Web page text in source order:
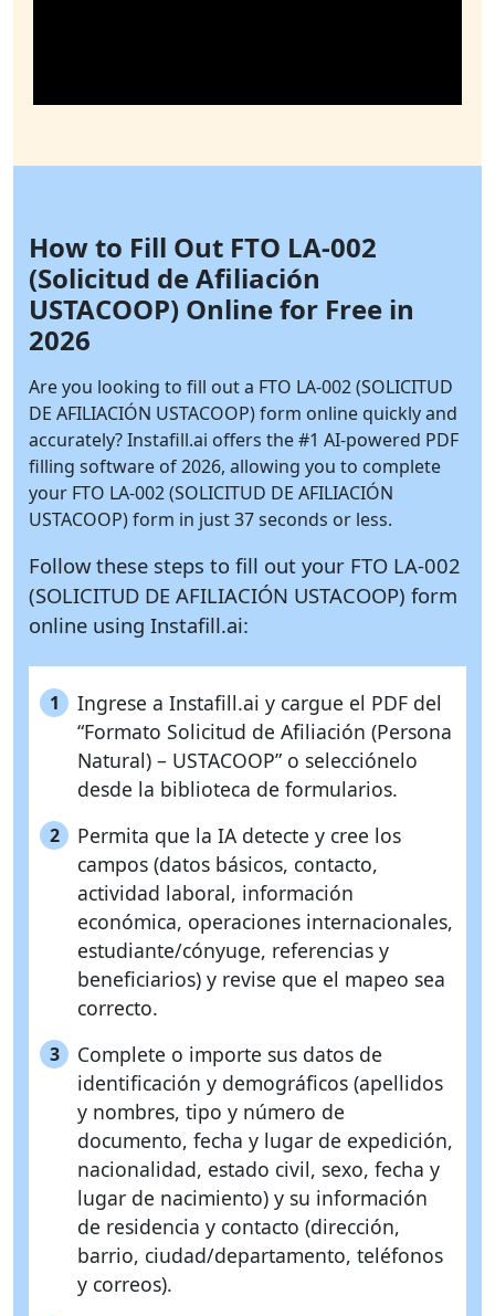
How to Fill Out FTO LA-002
(Solicitud de Afiliación
USTACOOP) Online for Free in
2026
Are you looking to fill out a FTO LA-002 (SOLICITUD
DE AFILIACIÓN USTACOOP) form online quickly and
accurately?Instafill.ai offers the #1 AI-powered PDF
filling software of 2026, allowing you to complete
your FTO LA-002 (SOLICITUD DE AFILIACIÓN
USTACOOP) form in just 37 seconds or less.
Follow these steps to fill out your FTO LA-002
(SOLICITUD DE AFILIACIÓN USTACOOP) form
online using Instafill.ai:
1
Ingrese a Instafill.ai y cargue el PDF del
“Formato Solicitud de Afiliación (Persona
Natural) – USTACOOP” o selecciónelo
desde la biblioteca de formularios.
2
Permita que la IA detecte y cree los
campos (datos básicos, contacto,
actividad laboral, información
económica, operaciones internacionales,
estudiante/cónyuge, referencias y
beneficiarios) y revise que el mapeo sea
correcto.
3
Complete o importe sus datos de
identificación y demográficos (apellidos
y nombres, tipo y número de
documento, fecha y lugar de expedición,
nacionalidad, estado civil, sexo, fecha y
lugar de nacimiento) y su información
de residencia y contacto (dirección,
barrio, ciudad/departamento, teléfonos
y correos).